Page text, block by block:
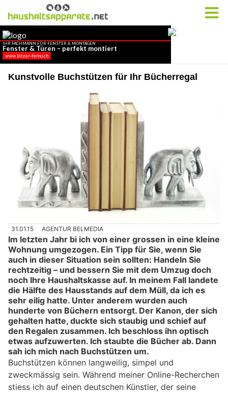
Kunstvolle Buchstützen für Ihr Bücherregal
31.01.15 AGENTUR BELMEDIA
Im letzten Jahr bi ich von einer grossen in eine kleine
Wohnung umgezogen. Ein Tipp für Sie, wenn Sie
auch in dieser Situation sein sollten: Handeln Sie
rechtzeitig – und bessern Sie mit dem Umzug doch
noch Ihre Haushaltskasse auf. In meinem Fall landete
die Hälfte des Hausstands auf dem Müll, da ich es
sehr eilig hatte. Unter anderem wurden auch
hunderte von Büchern entsorgt. Der Kanon, der sich
gehalten hatte, duckte sich staubig und schief auf
den Regalen zusammen. Ich beschloss ihn optisch
etwas aufzuwerten. Ich staubte die Bücher ab. Dann
sah ich mich nach Buchstützen um.
Buchstützen können langweilig, simpel und
zweckmässig sein. Während meiner Online-Recherchen
stiess ich auf einen deutschen Künstler, der seine